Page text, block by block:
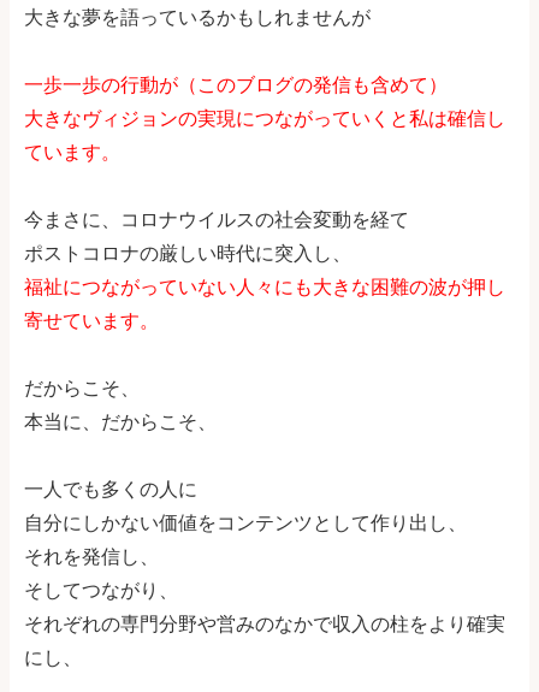
大きな夢を語っているかもしれませんが
一歩一歩の行動が（このブログの発信も含めて）
大きなヴィジョンの実現につながっていくと私は確信し
ています。
今まさに、コロナウイルスの社会変動を経て
ポストコロナの厳しい時代に突入し、
福祉につながっていない人々にも大きな困難の波が押し
寄せています。
だからこそ、
本当に、だからこそ、
一人でも多くの人に
自分にしかない価値をコンテンツとして作り出し、
それを発信し、
そしてつながり、
それぞれの専門分野や営みのなかで収入の柱をより確実
にし、